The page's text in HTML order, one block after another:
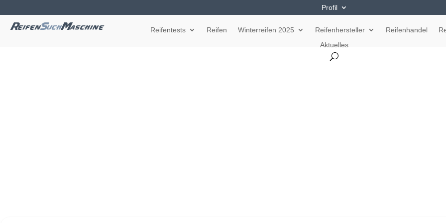
Profil
Reifentests Reifen Winterreifen 2025 Reifenhersteller Reifenhandel
Aktuelles